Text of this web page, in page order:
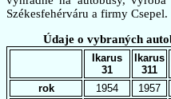
Székesfehérváru a firmy Csepel.
Údaje o vybraných
Ikarus
31
Ikarus
311
rok
1954 1957